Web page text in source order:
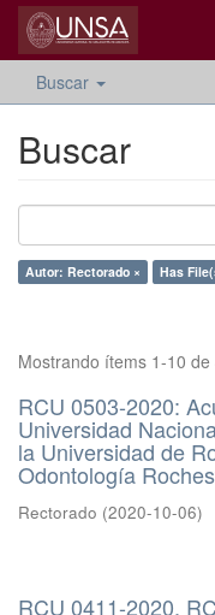
Buscar
Buscar
Autor: Rectorado × Has
Mostrando ítems 1-10 de
RCU 0503-2020:
Universidad
la Universidad de
Odontología
Rectorado (2020-10-06)
RCU 0411-2020,